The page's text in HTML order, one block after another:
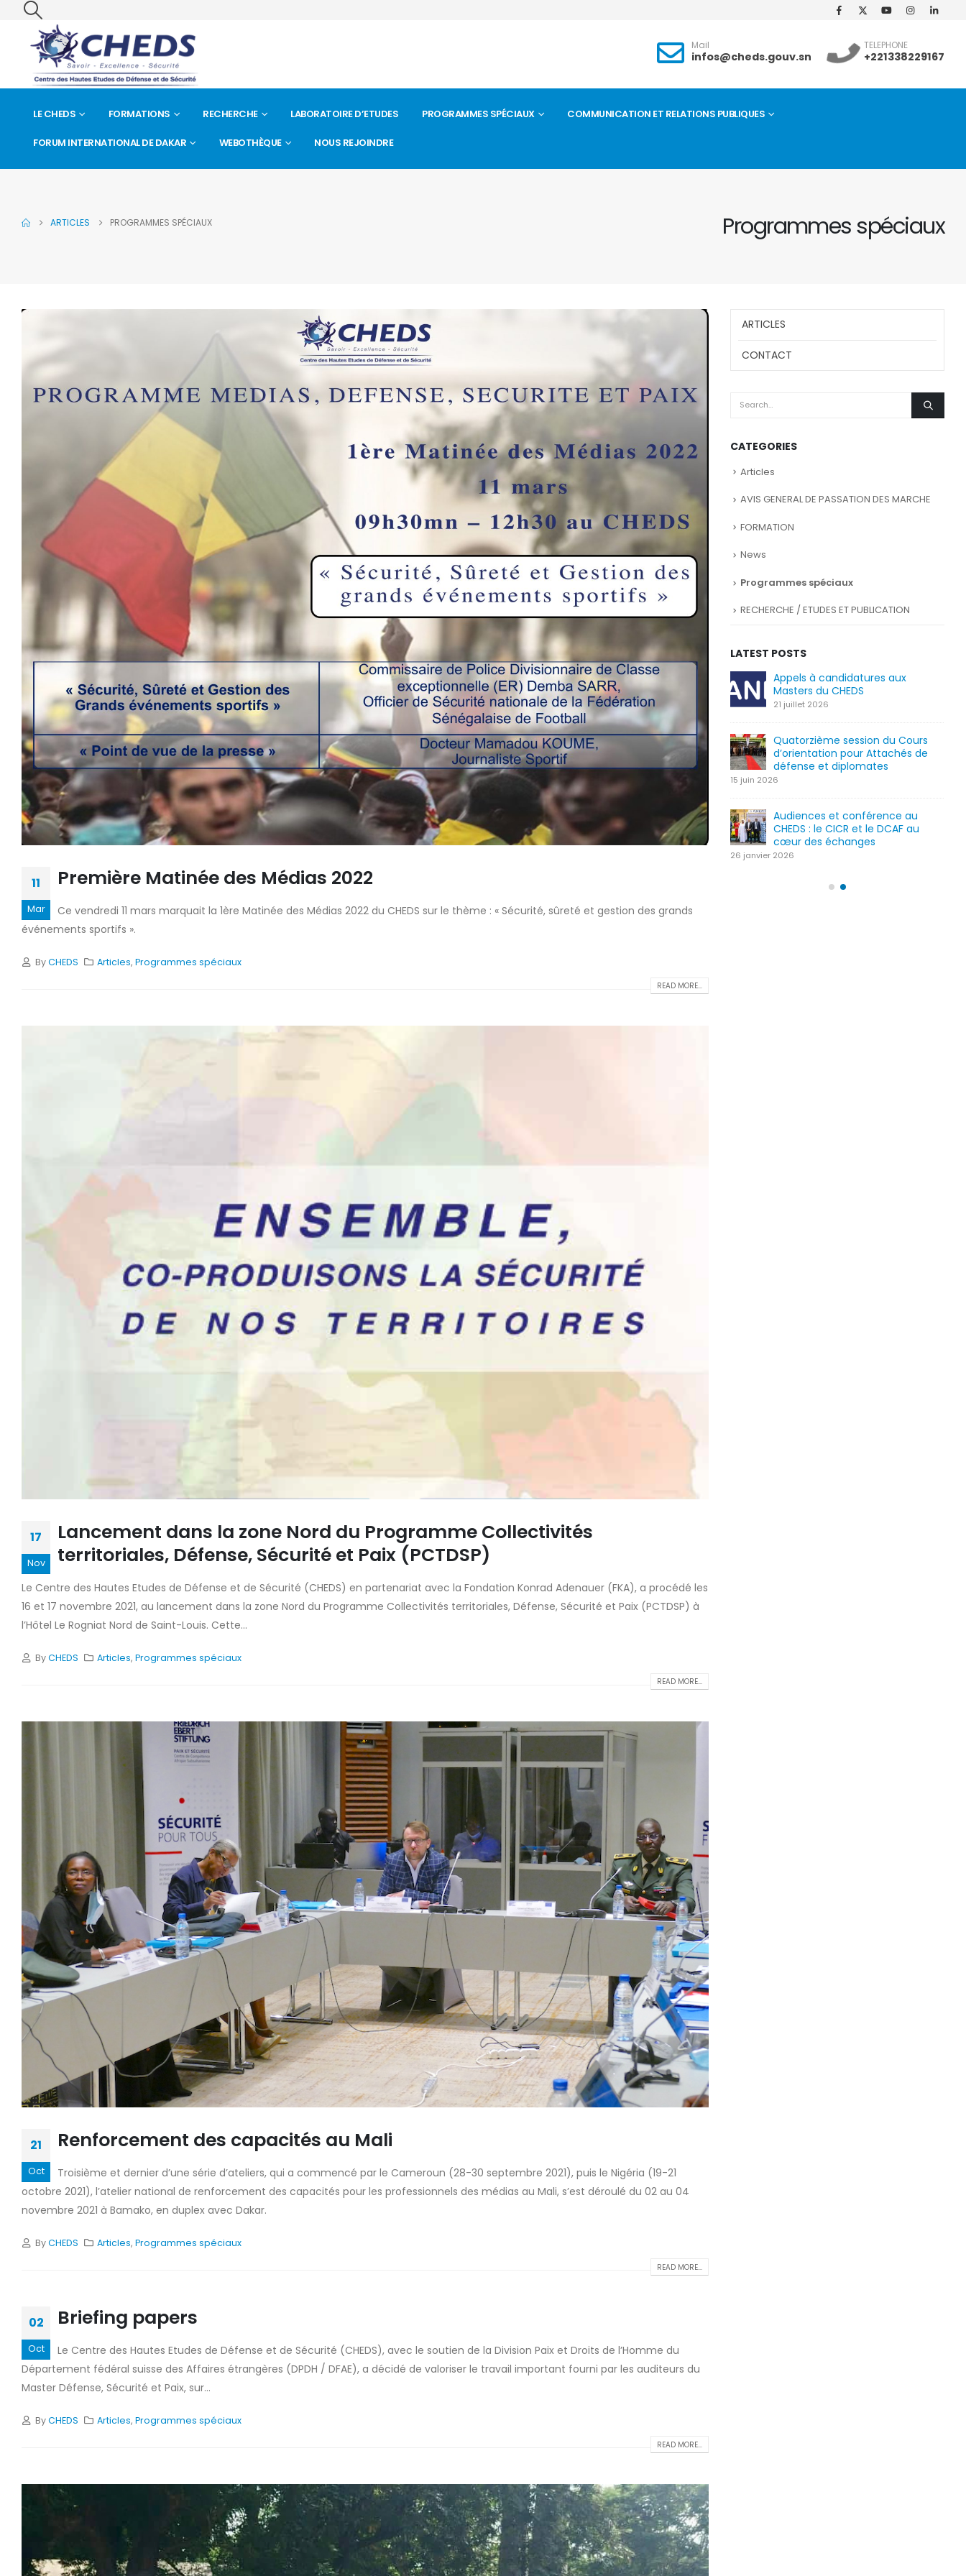
Mail
infos@cheds.gouv.sn
TELEPHONE
+221338229167
LE CHEDS FORMATIONS RECHERCHE LABORATOIRE D’ETUDES PROGRAMMES SPÉCIAUX COMMUNICATION ET RELATIONS PUBLIQUES
FORUM INTERNATIONAL DE DAKAR WEBOTHÈQUE NOUS REJOINDRE
Programmes spéciaux
ARTICLES PROGRAMMES SPÉCIAUX
11
Mar
Première Matinée des Médias 2022
Ce vendredi 11 mars marquait la 1ère Matinée des Médias 2022 du CHEDS sur le thème : « Sécurité, sûreté et gestion des grands
événements sportifs ».
ByCHEDS Articles,Programmes spéciaux
READ MORE...
17
Nov
Lancement dans la zone Nord du Programme Collectivités
territoriales, Défense, Sécurité et Paix (PCTDSP)
Le Centre des Hautes Etudes de Défense et de Sécurité (CHEDS) en partenariat avec la Fondation Konrad Adenauer (FKA), a procédé les
16 et 17 novembre 2021, au lancement dans la zone Nord du Programme Collectivités territoriales, Défense, Sécurité et Paix (PCTDSP) à
l’Hôtel Le Rogniat Nord de Saint-Louis. Cette...
ByCHEDS Articles,Programmes spéciaux
READ MORE...
21
Oct
Renforcement des capacités au Mali
Troisième et dernier d’une série d’ateliers, qui a commencé par le Cameroun (28-30 septembre 2021), puis le Nigéria (19-21
octobre 2021), l’atelier national de renforcement des capacités pour les professionnels des médias au Mali, s’est déroulé du 02 au 04
novembre 2021 à Bamako, en duplex avec Dakar.
ByCHEDS Articles,Programmes spéciaux
READ MORE...
02
Oct
Briefing papers
Le Centre des Hautes Etudes de Défense et de Sécurité (CHEDS), avec le soutien de la Division Paix et Droits de l’Homme du
Département fédéral suisse des Affaires étrangères (DPDH / DFAE), a décidé de valoriser le travail important fourni par les auditeurs du
Master Défense, Sécurité et Paix, sur...
ByCHEDS Articles,Programmes spéciaux
READ MORE...
ARTICLES
CONTACT
CATEGORIES
Articles
AVIS GENERAL DE PASSATION DES MARCHE
FORMATION
News
Programmes spéciaux
RECHERCHE / ETUDES ET PUBLICATION
LATEST POSTS
APPEL A CANDIDATURE –
RECRUTEMENT DE CHERCHEURS
4 août 2026
APPEL À CANDIDATURE POUR LE
RECRUTEMENT DE CHERCHEURS
4 août 2026
Sécurité territoriale : le CHEDS et
la DGAT renforcent les capacités
des gouverneurs et préfets en
matière de renseignement
Appels à candidatures aux
Masters du CHEDS
21 juillet 2026
Quatorzième session du Cours
d’orientation pour Attachés de
défense et diplomates
15 juin 2026
Audiences et conférence au
CHEDS : le CICR et le DCAF au
cœur des échanges
APPEL A CANDIDATURE –
RECRUTEMENT DE CHERCHEURS
4 août 2026
APPEL À CANDIDATURE POUR LE
RECRUTEMENT DE CHERCHEURS
4 août 2026
Sécurité territoriale : le CHEDS et
la DGAT renforcent les capacités
des gouverneurs et préfets en
matière de renseignement
22 juillet 2026